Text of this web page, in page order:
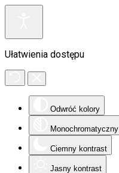
Ułatwienia dostępu
Odwróć kolory
Monochromatyczny
Ciemny kontrast
Jasny kontrast